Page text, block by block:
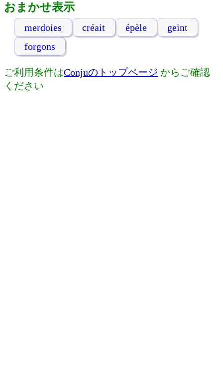
おまかせ表示
merdoies créait épèle
geint
forgons
ご利用条件はConjuのトップページ からご確認
ください